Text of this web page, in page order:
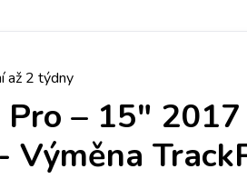
až 2 týdny
Pro – 15"
- Výměna